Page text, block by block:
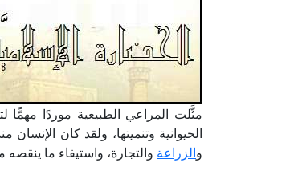
مثَّلت المراعي الطبيعية موردًا مهمًّا
الحيوانية وتنميتها، ولقد كان
والزراعة والتجارة، واستيفاء ما